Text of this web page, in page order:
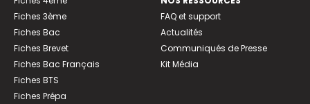
Fiches 3ème
Fiches Bac
Fiches Brevet
Fiches Bac Français
Fiches BTS
Fiches Prépa
FAQ et support
Actualités
Communiqués de Presse
Kit Média